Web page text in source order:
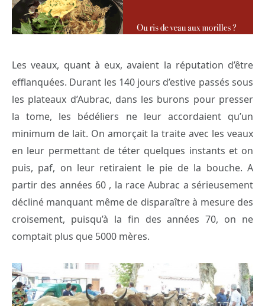
Les veaux, quant à eux, avaient la réputation d’être
efflanquées. Durant les 140 jours d’estive passés sous
les plateaux d’Aubrac, dans les burons pour presser
la tome, les bédéliers ne leur accordaient qu’un
minimum de lait. On amorçait la traite avec les veaux
en leur permettant de téter quelques instants et on
puis, paf, on leur retiraient le pie de la bouche. A
partir des années 60 , la race Aubrac a sérieusement
décliné manquant même de disparaître à mesure des
croisement, puisqu’à la fin des années 70, on ne
comptait plus que 5000 mères.